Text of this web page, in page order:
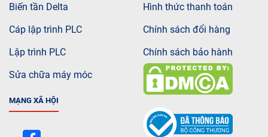
Biến tần Delta
Cáp lập trình PLC
Lập trình PLC
Sửa chữa máy móc
MẠNG XÃ HỘI
Hình thức thanh toán
Chính sách đổi hàng
Chính sách bảo hành